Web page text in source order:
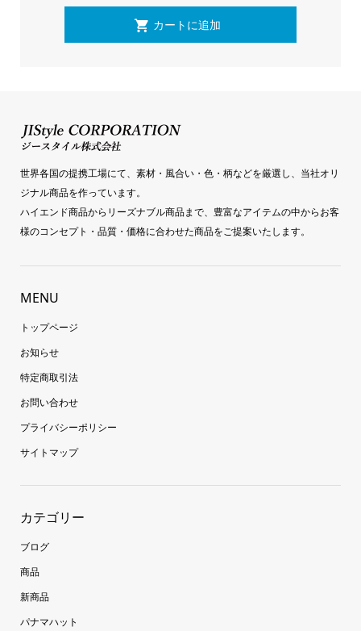
世界各国の提携工場にて、素材・風合い・色・柄などを厳選し、当社オリ
ジナル商品を作っています。
ハイエンド商品からリーズナブル商品まで、豊富なアイテムの中からお客
様のコンセプト・品質・価格に合わせた商品をご提案いたします。
MENU
トップページ
お知らせ
特定商取引法
お問い合わせ
プライバシーポリシー
サイトマップ
カテゴリー
ブログ
商品
新商品
パナマハット